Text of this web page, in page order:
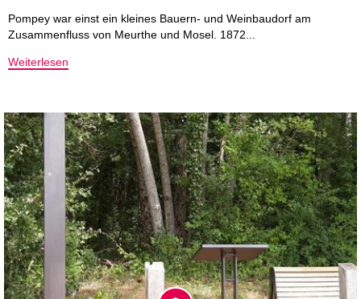
Pompey war einst ein kleines Bauern- und Weinbaudorf am
Zusammenfluss von Meurthe und Mosel. 1872...
Weiterlesen